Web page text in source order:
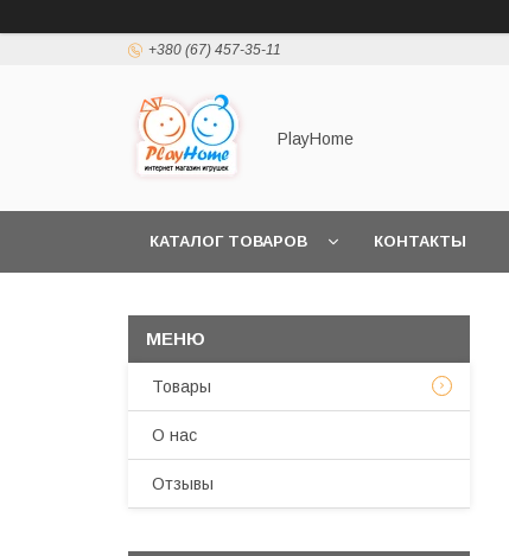
+380 (67) 457-35-11
PlayHome
КАТАЛОГ ТОВАРОВ КОНТАКТЫ
Товары
О нас
Отзывы